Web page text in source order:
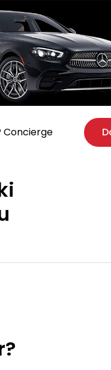
Concierge